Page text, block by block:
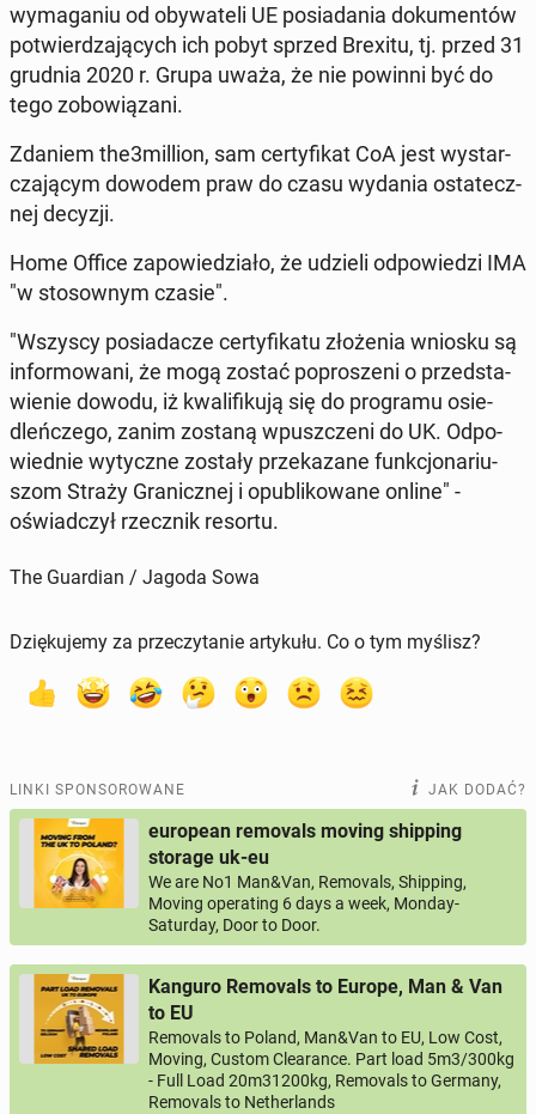
wy­ma­ga­niu od oby­wa­te­li UE po­sia­da­nia do­ku­men­tów
po­twier­dza­ją­cych ich pobyt sprzed Brexitu, tj. przed 31
grudnia 2020 r. Grupa uważa, że nie powinni być do
tego zo­bo­wią­za­ni.
Zdaniem the3million, sam cer­ty­fi­kat CoA jest wy­star­
cza­ją­cym dowodem praw do czasu wydania osta­tecz­
nej decyzji.
Home Office za­po­wie­dzia­ło, że udzieli od­po­wie­dzi IMA
"w sto­sow­nym czasie".
"Wszyscy po­sia­da­cze cer­ty­fi­ka­tu zło­że­nia wniosku są
in­for­mo­wa­ni, że mogą zostać po­pro­sze­ni o przed­sta­
wie­nie dowodu, iż kwa­li­fi­ku­ją się do pro­gra­mu osie­
dleń­cze­go, zanim zostaną wpusz­cze­ni do UK. Od­po­
wied­nie wy­tycz­ne zostały prze­ka­za­ne funk­cjo­na­riu­
szom Straży Gra­nicz­nej i opu­bli­ko­wa­ne online" -
oświad­czył rzecz­nik resortu.
The Guardian / Jagoda Sowa
Dziękujemy za przeczytanie artykułu. Co o tym myślisz?
LINKI SPONSOROWANE JAK DODAĆ?
european removals moving shipping
storage uk-eu
We are No1 Man&Van, Removals, Shipping,
Moving operating 6 days a week, Monday-
Saturday, Door to Door.
Kanguro Removals to Europe, Man & Van
to EU
Removals to Poland, Man&Van to EU, Low Cost,
Moving, Custom Clearance. Part load 5m3/300kg
- Full Load 20m31200kg, Removals to Germany,
Removals to Netherlands